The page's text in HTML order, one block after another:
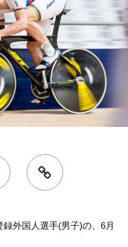
外国人選手(男子)の、6月